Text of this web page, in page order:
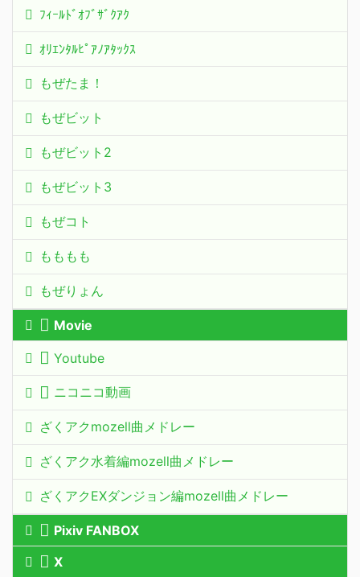
ﾌｨｰﾙﾄﾞｵﾌﾞｻﾞｸｱｸ
ｵﾘｴﾝﾀﾙﾋﾟｱﾉｱﾀｯｸｽ
もぜたま！
もぜビット
もぜビット2
もぜビット3
もぜコト
もももも
もぜりょん
Movie
Youtube
ニコニコ動画
ざくアクmozell曲メドレー
ざくアク水着編mozell曲メドレー
ざくアクEXダンジョン編mozell曲メドレー
Pixiv FANBOX
X